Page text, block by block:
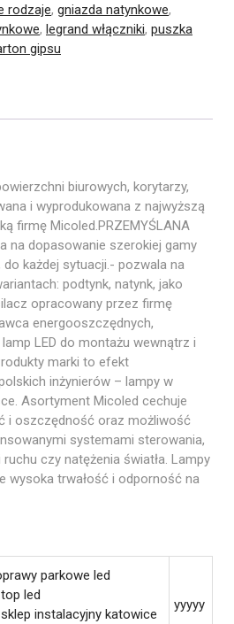
rodzaje, gniazda natynkowe,
, legrand włączniki, puszka
gipsu
biurowych, korytarzy,
i wyprodukowana z najwyższą
firmę Micoled.PRZEMYŚLANA
na dopasowanie szerokiej gamy
każdej sytuacji.- pozwala na
podtynk, natynk, jako
opracowany przez firmę
energooszczędnych,
LED do montażu wewnątrz i
marki to efekt
inżynierów – lampy w
Asortyment Micoled cechuje
i oszczędność oraz możliwość
systemami sterowania,
czy natężenia światła. Lampy
wysoka trwałość i odporność na
parkowe led
led
instalacyjny katowice
yyyyy